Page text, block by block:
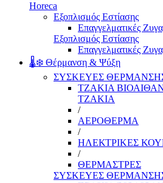
Horeca
Εξοπλισμός Εστίασης
Επαγγελματικές
Εξοπλισμός Εστίασης
Επαγγελματικές
🌡️❄️ Θέρμανση & Ψύξη
ΣΥΣΚΕΥΕΣ
ΤΖΑΚΙΑ
ΤΖΑΚΙΑ
/
ΑΕΡΟΘΕΡΜΑ
/
ΗΛΕΚΤΡΙΚΕΣ
/
ΘΕΡΜΑΣΤΡΕΣ
ΣΥΣΚΕΥΕΣ